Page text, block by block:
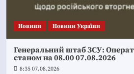
Новини Новини України
Генеральний штаб ЗСУ:
станом на 08.00 07.08.2026
8:35 07.08.2026